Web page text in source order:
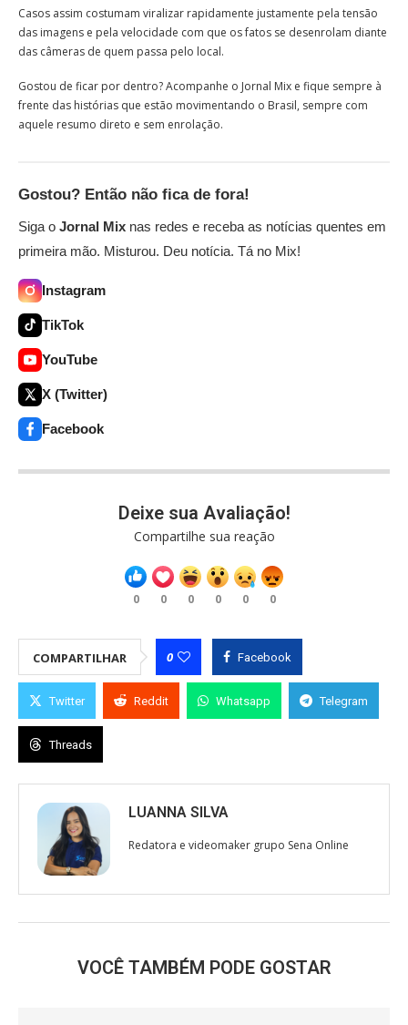
Casos assim costumam viralizar rapidamente justamente pela tensão
das imagens e pela velocidade com que os fatos se desenrolam diante
das câmeras de quem passa pelo local.
Gostou de ficar por dentro? Acompanhe o Jornal Mix e fique sempre à
frente das histórias que estão movimentando o Brasil, sempre com
aquele resumo direto e sem enrolação.
Gostou? Então não fica de fora!
Siga o Jornal Mix nas redes e receba as notícias quentes em
primeira mão. Misturou. Deu notícia. Tá no Mix!
Instagram
TikTok
YouTube
X (Twitter)
Facebook
Deixe sua Avaliação!
Compartilhe sua reação
0 0 0 0 0 0
COMPARTILHAR 0 Facebook
Twitter Reddit Whatsapp Telegram
Threads
LUANNA SILVA
Redatora e videomaker grupo Sena Online
VOCÊ TAMBÉM PODE GOSTAR